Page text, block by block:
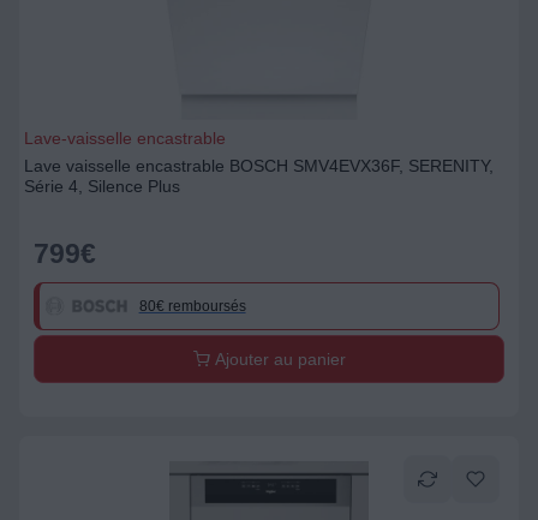
Lave-vaisselle encastrable
Lave vaisselle encastrable BOSCH SMV4EVX36F, SERENITY,
Série 4, Silence Plus
799€
80€ remboursés
Ajouter au panier